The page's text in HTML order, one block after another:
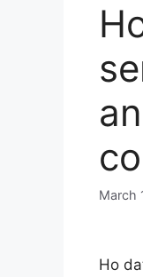
March
Ho